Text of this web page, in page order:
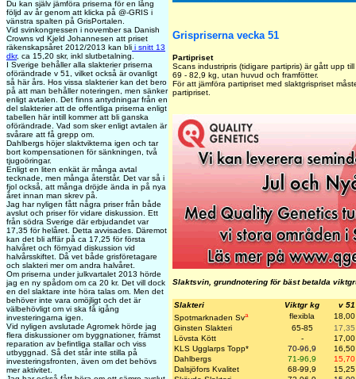
Du kan själv jämföra priserna för en lång
följd av år genom att klicka på @-GRIS i
vänstra spalten på GrisPortalen.
Vid svinkongressen i november sa Danish
Crowns vd Kjeld Johannesen att priset
räkenskapsåret 2012/2013 kan bli i snitt 13
dkr, ca 15,20 skr, inkl slutbetalning.
I Sverige behåller alla slakterier priserna
oförändrade v 51, vilket också är ovanligt
så här års. Hos vissa slakterier kan det bero
på att man behåller noteringen, men sänker
enligt avtalen. Det finns antydningar från en
del slakterier att de offentliga priserna enligt
tabellen här intill kommer att bli ganska
oförändrade. Vad som sker enligt avtalen är
svårare att få grepp om.
Dahlbergs höjer slaktvikterna igen och tar
bort kompensationen för sänkningen, två
tjugoöringar.
Enligt en liten enkät är många avtal
tecknade, men många återstår. Det var så i
fjol också, att många dröjde ända in på nya
året innan man skrev på.
Jag har nyligen fått några priser från både
avslut och priser för vidare diskussion. Ett
från södra Sverige där erbjudandet var
17,35 för helåret. Detta avvisades. Däremot
kan det bli affär på ca 17,25 för första
halvåret och förnyad diskussion vid
halvårsskiftet. Då vet både grisföretagare
och slakteri mer om andra halvåret.
Om priserna under julkvartalet 2013 hörde
jag en ny spådom om ca 20 kr. Det vill dock
en del slaktare inte höra talas om. Men det
behöver inte vara omöjligt och det är
välbehövligt om vi ska få igång
investeringarna igen.
Vid nyligen avslutade Agromek hörde jag
flera diskussioner om byggnationer, främst
reparation av befintliga stallar och viss
utbyggnad. Så det står inte stilla på
investeringsfronten, även om det behövs
mer aktivitet.
Grispriserna vecka 51
Partipriset
Scans industripris (tidigare partipris) är gått upp till
69 - 82,9 kg, utan huvud och framfötter.
För att jämföra partipriset med slaktgrispriset
partipriset.
Slaktsvin, grundnotering för bäst betalda
Slakteri Viktgr kg
v 51
Spotmarknaden Sva flexibla
18,00
Ginsten Slakteri
65-85
17,35
Lövsta Kött
-
17,00
KLS Ugglarps Topp* 70-96,9
16,50
Dahlbergs
71-96,9
15,70
Dalsjöfors Kvalitet
68-99,9
15,25